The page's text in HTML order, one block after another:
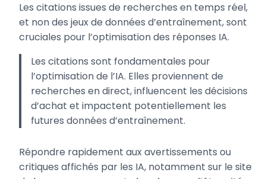
Les citations issues de recherches en temps réel,
et non des jeux de données d’entraînement, sont
cruciales pour l’optimisation des réponses IA.
Les citations sont fondamentales pour
l’optimisation de l’IA. Elles proviennent de
recherches en direct, influencent les décisions
d’achat et impactent potentiellement les
futures données d’entraînement.
Répondre rapidement aux avertissements ou
critiques affichés par les IA, notamment sur le site